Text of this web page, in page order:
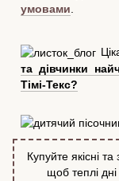
умовами
та дівчинки
Тімі-Текс?
Купуйте якісні та
щоб теплі